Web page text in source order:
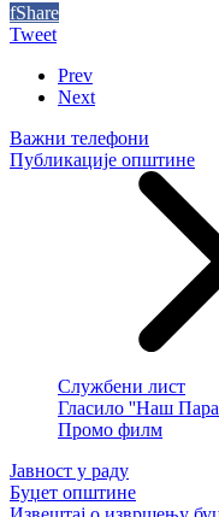
fShare
Tweet
Prev
Next
Важни телефони
Публикације општине
Службени лист
Гласило ''Наш
Промо филм
Јавност у раду
Буџет општине